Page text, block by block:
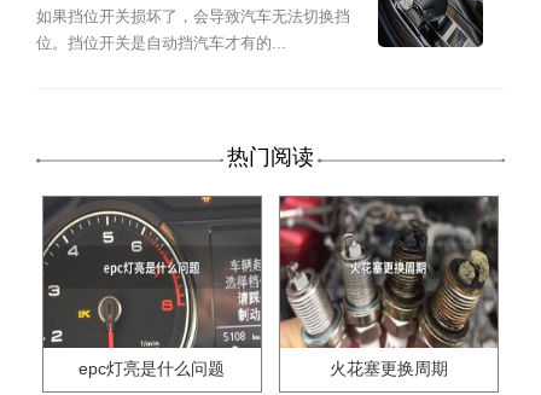
如果挡位开关损坏了，会导致汽车无法切换挡
位。挡位开关是自动挡汽车才有的...
热门阅读
epc灯亮是什么问题 火花塞更换周期